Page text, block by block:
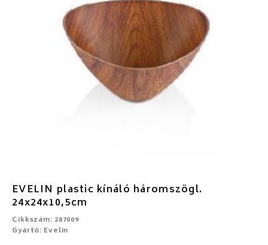
EVELIN plastic kínáló háromszögl.
24x24x10,5cm
Cikkszám: 287009
Gyártó: Evelin